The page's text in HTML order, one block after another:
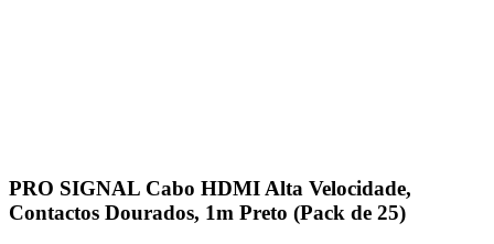
PRO SIGNAL Cabo HDMI Alta Velocidade,
Contactos Dourados, 1m Preto (Pack de 25)